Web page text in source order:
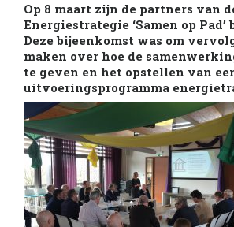
Op 8 maart zijn de partners van
Energiestrategie ‘Samen op Pad’
Deze bijeenkomst was om
maken over hoe de
te geven en het opstellen van
uitvoeringsprogramma